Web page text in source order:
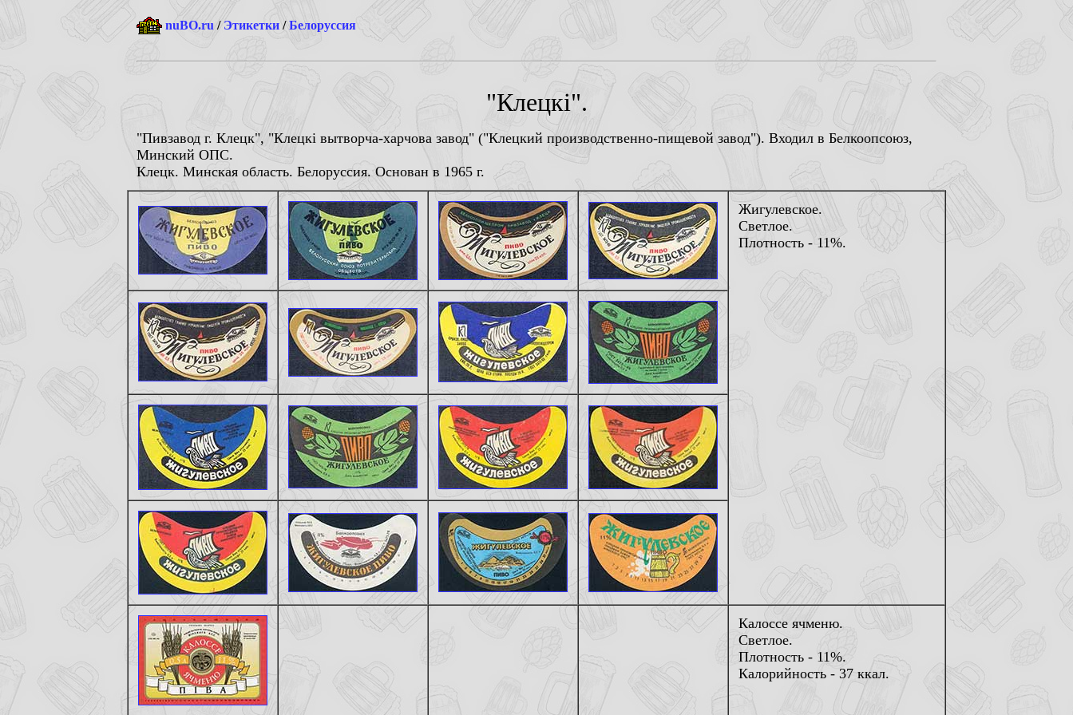
nuBO.ru / Этикетки /Белоруссия
"Клецкi".
"Пивзавод г. Клецк", "Клецкi вытворча-харчова завод" ("Клецкий производственно-пищевой завод"). Входил в Белкоопсоюз,
Минский ОПС.
Клецк. Минская область. Белоруссия. Основан в 1965 г.
Жигулевское.
Светлое.
Плотность - 11%.
Калоссе ячменю.
Светлое.
Плотность - 11%.
Калорийность - 37 ккал.